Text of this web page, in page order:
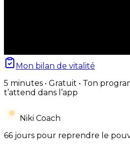
Mon bilan de vitalité
5 minutes • Gratuit • Ton
t’attend dans l’app
Niki Coach
66 jours pour reprendre le